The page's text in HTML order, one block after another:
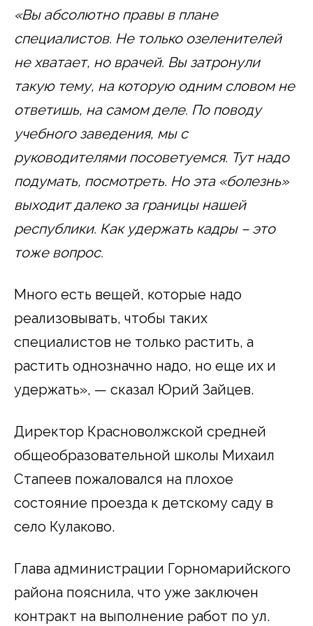
«Вы абсолютно правы в плане
специалистов. Не только озеленителей
не хватает, но врачей. Вы затронули
такую тему, на которую одним словом не
ответишь, на самом деле. По поводу
учебного заведения, мы с
руководителями посоветуемся. Тут надо
подумать, посмотреть. Но эта «болезнь»
выходит далеко за границы нашей
республики. Как удержать кадры – это
тоже вопрос.
Много есть вещей, которые надо
реализовывать, чтобы таких
специалистов не только растить, а
растить однозначно надо, но еще их и
удержать», — сказал Юрий Зайцев.
Директор Красноволжской средней
общеобразовательной школы Михаил
Стапеев пожаловался на плохое
состояние проезда к детскому саду в
село Кулаково.
Глава администрации Горномарийского
района пояснила, что уже заключен
контракт на выполнение работ по ул.